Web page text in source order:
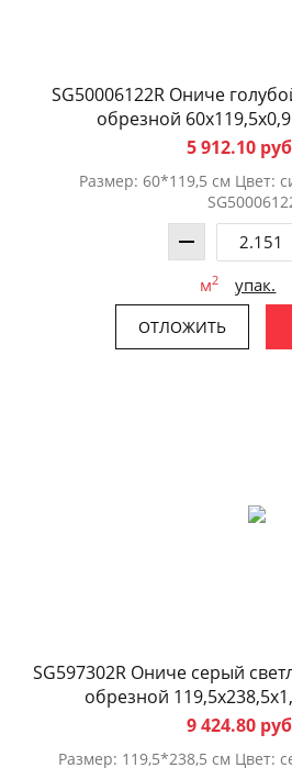
SG50006122R Ониче
обрезной
5 912.10
Размер: 60*119,5 см Цвет:
м2 упак.
ОТЛОЖИТЬ
SG597302R Ониче серый
обрезной
9 424.80
Размер: 119,5*238,5 см Цвет: